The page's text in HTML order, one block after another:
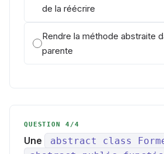
de la réécrire
Rendre la méthode abstraite
parente
QUESTION 4/4
Une abstract class